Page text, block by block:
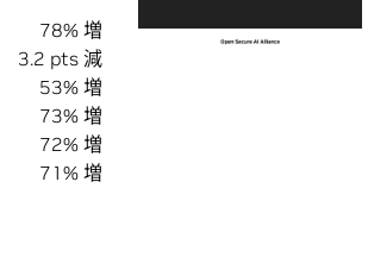
78% 増
3.2 pts 減
53% 増
73% 増
72% 増
71% 増